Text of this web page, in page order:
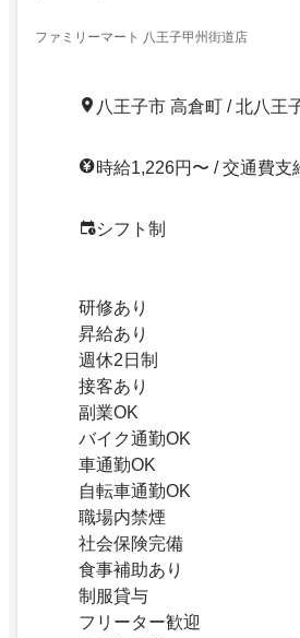
ファミリーマート 八王子甲州街道店
八王子市 高倉町 / 北八王
時給1,226円〜 / 交通費支
シフト制
研修あり
昇給あり
週休2日制
接客あり
副業OK
バイク通勤OK
車通勤OK
自転車通勤OK
職場内禁煙
社会保険完備
食事補助あり
制服貸与
フリーター歓迎